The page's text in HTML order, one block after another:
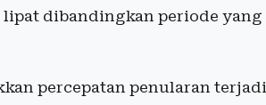
lipat dibandingkan periode yang
percepatan penularan terjadi